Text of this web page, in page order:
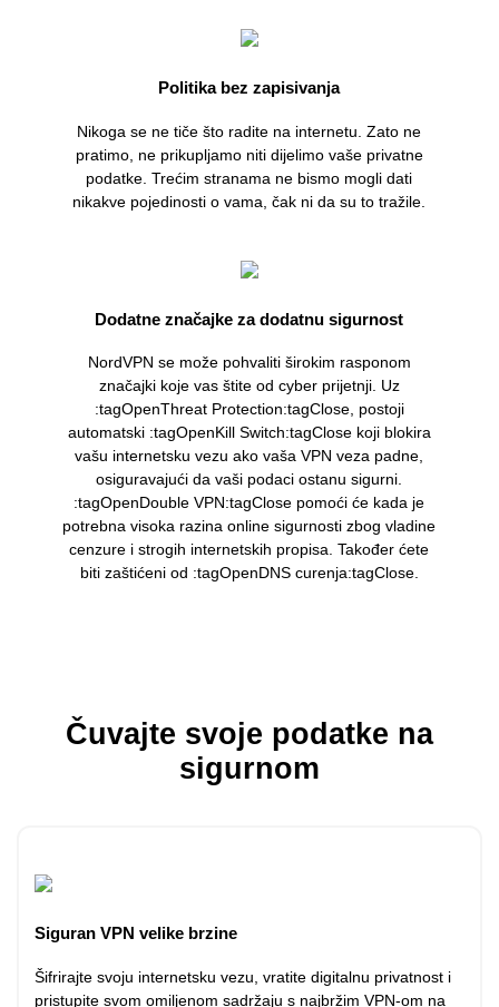
Politika bez zapisivanja
Nikoga se ne tiče što radite na internetu. Zato ne
pratimo, ne prikupljamo niti dijelimo vaše privatne
podatke. Trećim stranama ne bismo mogli dati
nikakve pojedinosti o vama, čak ni da su to tražile.
Dodatne značajke za dodatnu sigurnost
NordVPN se može pohvaliti širokim rasponom
značajki koje vas štite od cyber prijetnji. Uz
:tagOpenThreat Protection:tagClose, postoji
automatski :tagOpenKill Switch:tagClose koji blokira
vašu internetsku vezu ako vaša VPN veza padne,
osiguravajući da vaši podaci ostanu sigurni.
:tagOpenDouble VPN:tagClose pomoći će kada je
potrebna visoka razina online sigurnosti zbog vladine
cenzure i strogih internetskih propisa. Također ćete
biti zaštićeni od :tagOpenDNS curenja:tagClose.
Čuvajte svoje podatke na
sigurnom
Siguran VPN velike brzine
Šifrirajte svoju internetsku vezu, vratite digitalnu privatnost i
pristupite svom omiljenom sadržaju s najbržim VPN-om na